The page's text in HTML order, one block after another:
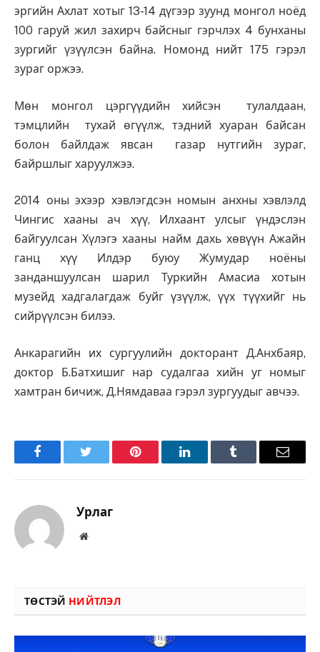
эргийн Ахлат хотыг 13-14 дүгээр зуунд монгол ноёд
100 гаруй жил захирч байсныг гэрчлэх 4 бунханы
зургийг үзүүлсэн байна. Номонд нийт 175 гэрэл
зураг оржээ.
Мөн монгол цэргүүдийн хийсэн тулалдаан,
тэмцлийн тухай өгүүлж, тэдний хуаран байсан
болон байлдаж явсан газар нутгийн зураг,
байршлыг харуулжээ.
2014 оны эхээр хэвлэгдсэн номын анхны хэвлэлд
Чингис хааны ач хүү, Илхаант улсыг үндэслэн
байгуулсан Хүлэгэ хааны найм дахь хөвүүн Ажайн
ганц хүү Илдэр буюу Жумудар ноёны
занданшуулсан шарил Туркийн Амасиа хотын
музейд хадгалагдаж буйг үзүүлж, үүх түүхийг нь
сийрүүлсэн билээ.
Анкарагийн их сургуулийн докторант Д.Анхбаяр,
доктор Б.Батхишиг нар судалгаа хийн уг номыг
хамтран бичиж, Д.Нямдаваа гэрэл зургуудыг авчээ.
FacebookTwitter Pinterest LinkedInTumblr Имэйл
Урлаг
Вэбсайт
ТӨСТЭЙ НИЙТЛЭЛ